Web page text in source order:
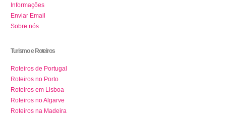
Informações
Enviar Email
Sobre nós
Turismo e Roteiros
Roteiros de Portugal
Roteiros no Porto
Roteiros em Lisboa
Roteiros no Algarve
Roteiros na Madeira